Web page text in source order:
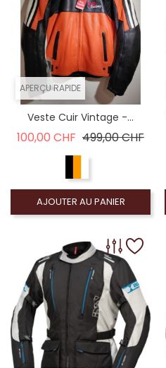
APERÇU RAPIDE
Veste Cuir Vintage -...
100,00 CHF Prix de base
499,00 CHFPrix
AJOUTER AU PANIER